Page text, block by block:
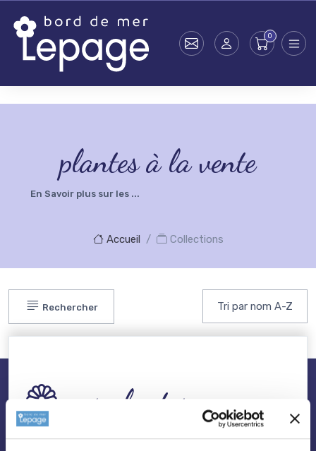
plantes à la vente
En Savoir plus sur les ...
Accueil Collections
Rechercher
nos plantes